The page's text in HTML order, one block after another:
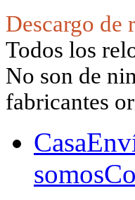
Descargo de
Todos los
No son de
fabricantes
Casa
somos